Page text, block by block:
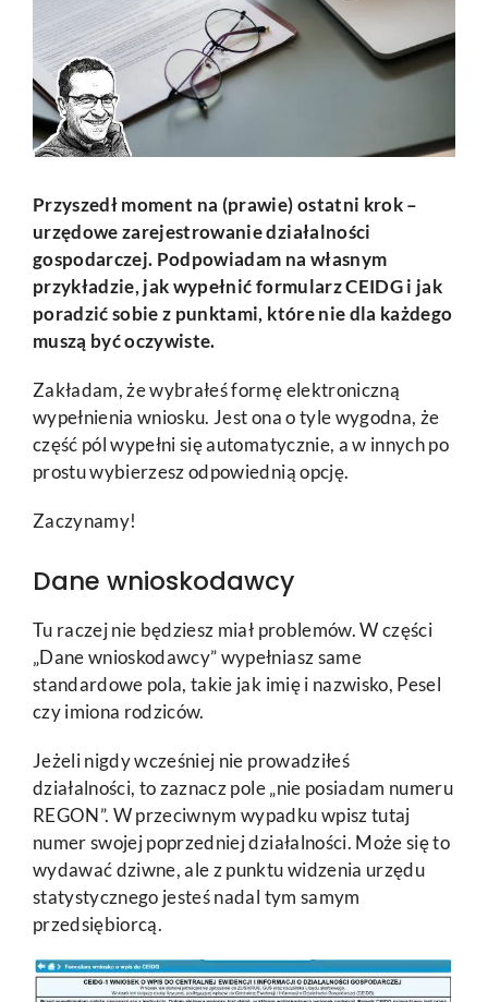
Przyszedł moment na (prawie) ostatni krok –
urzędowe zarejestrowanie działalności
gospodarczej. Podpowiadam na własnym
przykładzie, jak wypełnić formularz CEIDG i jak
poradzić sobie z punktami, które nie dla każdego
muszą być oczywiste.
Zakładam, że wybrałeś formę elektroniczną
wypełnienia wniosku. Jest ona o tyle wygodna, że
część pól wypełni się automatycznie, a w innych po
prostu wybierzesz odpowiednią opcję.
Zaczynamy!
Dane wnioskodawcy
Tu raczej nie będziesz miał problemów. W części
„Dane wnioskodawcy” wypełniasz same
standardowe pola, takie jak imię i nazwisko, Pesel
czy imiona rodziców.
Jeżeli nigdy wcześniej nie prowadziłeś
działalności, to zaznacz pole „nie posiadam numeru
REGON”. W przeciwnym wypadku wpisz tutaj
numer swojej poprzedniej działalności. Może się to
wydawać dziwne, ale z punktu widzenia urzędu
statystycznego jesteś nadal tym samym
przedsiębiorcą.